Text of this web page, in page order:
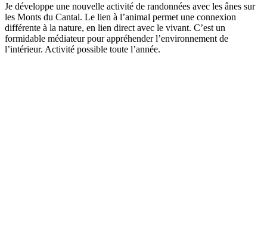
Je développe une nouvelle activité de randonnées avec les ânes sur
les Monts du Cantal. Le lien à l’animal permet une connexion
différente à la nature, en lien direct avec le vivant. C’est un
formidable médiateur pour appréhender l’environnement de
l’intérieur. Activité possible toute l’année.